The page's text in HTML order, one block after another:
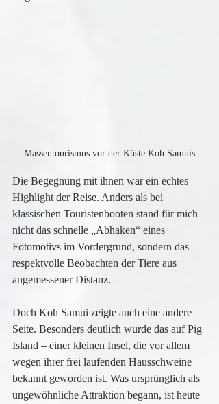
Massentourismus vor der Küste Koh Samuis
Die Begegnung mit ihnen war ein echtes
Highlight der Reise. Anders als bei
klassischen Touristenbooten stand für mich
nicht das schnelle „Abhaken“ eines
Fotomotivs im Vordergrund, sondern das
respektvolle Beobachten der Tiere aus
angemessener Distanz.
Doch Koh Samui zeigte auch eine andere
Seite. Besonders deutlich wurde das auf Pig
Island – einer kleinen Insel, die vor allem
wegen ihrer frei laufenden Hausschweine
bekannt geworden ist. Was ursprünglich als
ungewöhnliche Attraktion begann, ist heute